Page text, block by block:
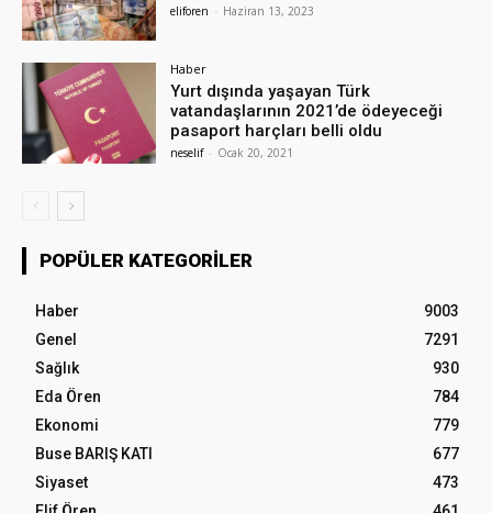
eliforen - Haziran 13, 2023
Haber
Yurt dışında yaşayan Türk
vatandaşlarının 2021’de ödeyeceği
pasaport harçları belli oldu
neselif - Ocak 20, 2021
POPÜLER KATEGORILER
Haber
9003
Genel
7291
Sağlık
930
Eda Ören
784
Ekonomi
779
Buse BARIŞ KATI
677
Siyaset
473